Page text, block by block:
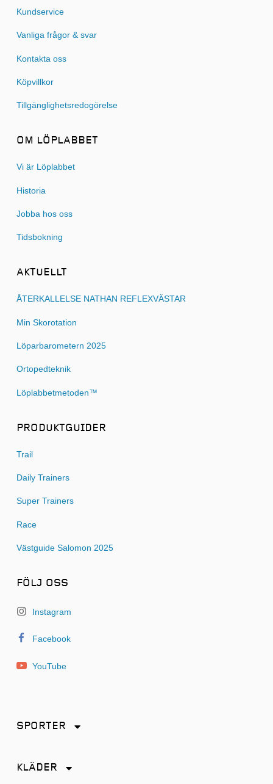
Kundservice
Vanliga frågor & svar
Kontakta oss
Köpvillkor
Tillgänglighetsredogörelse
OM LÖPLABBET
Vi är Löplabbet
Historia
Jobba hos oss
Tidsbokning
AKTUELLT
ÅTERKALLELSE NATHAN REFLEXVÄSTAR
Min Skorotation
Löparbarometern 2025
Ortopedteknik
Löplabbetmetoden™
PRODUKTGUIDER
Trail
Daily Trainers
Super Trainers
Race
Västguide Salomon 2025
FÖLJ OSS
Instagram
Facebook
YouTube
SPORTER
KLÄDER